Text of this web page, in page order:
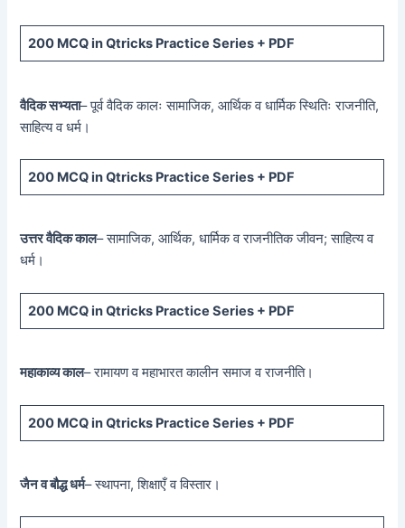
200 MCQin Qtricks Practice Series + PDF
वैदिक सभ्यता– पूर्व वैदिक कालः सामाजिक, आर्थिक व धार्मिक स्थितिः राजनीति,
साहित्य व धर्म।
200 MCQin Qtricks Practice Series + PDF
उत्तर वैदिक काल– सामाजिक, आर्थिक, धार्मिक व राजनीतिक जीवन; साहित्य व
धर्म।
200 MCQin Qtricks Practice Series + PDF
महाकाव्य काल– रामायण व महाभारत कालीन समाज व राजनीति।
200 MCQin Qtricks Practice Series + PDF
जैन व बौद्ध धर्म– स्थापना, शिक्षाएँ व विस्तार।